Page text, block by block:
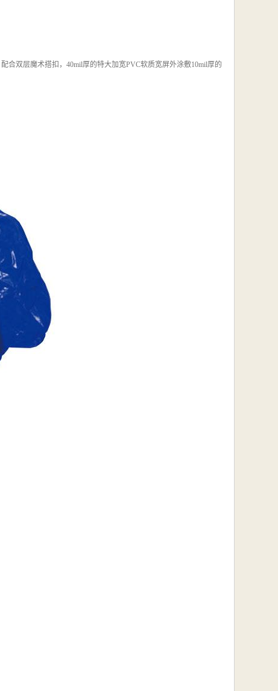
合双层魔术搭扣，40mil厚的特大加宽PVC软质宽屏外涂敷10mil厚的